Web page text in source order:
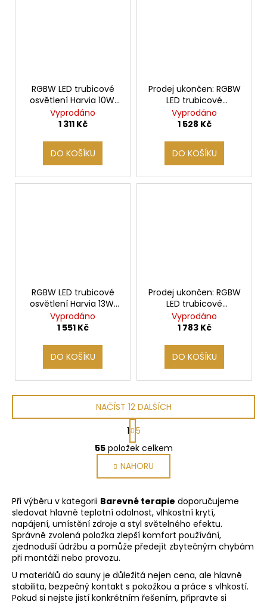
RGBW LED trubicové
osvětlení Harvia 10W,
0,5m
Vyprodáno
1 311 Kč
DO KOŠÍKU
Prodej ukončen: RGBW
LED trubicové
osvětlení 13W, 0,7m
Vyprodáno
1 528 Kč
DO KOŠÍKU
RGBW LED trubicové
osvětlení Harvia 13W,
0,7m
Vyprodáno
1 551 Kč
DO KOŠÍKU
Prodej ukončen: RGBW
LED trubicové
osvětlení 17W, 0,9m
Vyprodáno
1 783 Kč
DO KOŠÍKU
O
v
l
á
d
a
c
í
p
v
k
y
NAČÍST 12 DALŠÍCH
S
t
r
á
n
k
v
á
n
í
1 5
55položek celkem
NAHORU
Při výběru v kategorii Barevné terapie doporučujeme
sledovat hlavně teplotní odolnost, vlhkostní krytí,
napájení, umístění zdroje a styl světelného efektu.
Správně zvolená položka zlepší komfort používání,
zjednoduší údržbu a pomůže předejít zbytečným chybám
při montáži nebo provozu.
U materiálů do sauny je důležitá nejen cena, ale hlavně
stabilita, bezpečný kontakt s pokožkou a práce s vlhkostí.
Pokud si nejste jistí konkrétním řešením, připravte si